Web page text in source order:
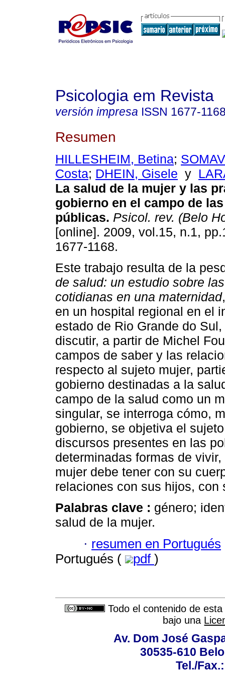
Psicologia em Revista
versión impresa ISSN 1677-
Resumen
HILLESHEIM, Betina;
Costa; DHEIN, Gisele y
La salud de la mujer y las
gobierno en el campo de
públicas. Psicol. rev. (Belo
[online]. 2009, vol.15, n.1,
1677-1168.
Este trabajo resulta de la
de salud: un estudio sobre
cotidianas en una maternidad
en un hospital regional en el
estado de Rio Grande do
discutir, a partir de Michel
campos de saber y las
respecto al sujeto mujer,
gobierno destinadas a la
campo de la salud como un
singular, se interroga cómo,
gobierno, se objetiva el
discursos presentes en las
determinadas formas de
mujer debe tener con su
relaciones con sus hijos,
Palabras clave : género;
salud de la mujer.
· resumen en Portugués
Portugués (
pdf )
Todo el contenido de
bajo una
Av. Dom José
30535-610
Tel./